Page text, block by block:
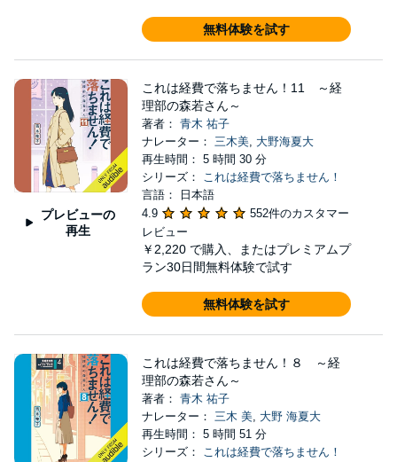
無料体験を試す
プレビューの
再生
これは経費で落ちません！11 ～経
理部の森若さん～
著者： 青木 祐子
ナレーター： 三木美, 大野海夏大
再生時間： 5 時間 30 分
シリーズ： これは経費で落ちません！
言語： 日本語
4.9
552件のカスタマー
レビュー
￥2,220 で購入、またはプレミアムプ
ラン30日間無料体験で試す
無料体験を試す
これは経費で落ちません！８ ～経
理部の森若さん～
著者： 青木 祐子
ナレーター： 三木 美, 大野 海夏大
再生時間： 5 時間 51 分
シリーズ： これは経費で落ちません！